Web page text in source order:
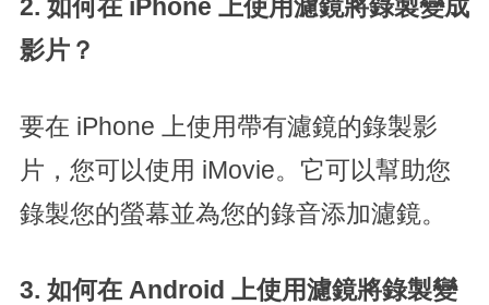
2. 如何在 iPhone 上使用濾鏡將錄製變成
影片？
要在 iPhone 上使用帶有濾鏡的錄製影
片，您可以使用 iMovie。它可以幫助您
錄製您的螢幕並為您的錄音添加濾鏡。
3. 如何在 Android 上使用濾鏡將錄製變